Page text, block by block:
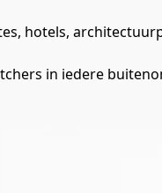
hotels,
in iedere